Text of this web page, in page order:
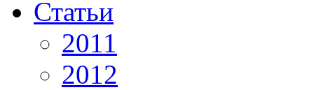
Статьи
2011
2012